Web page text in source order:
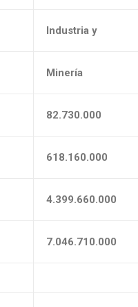
Industria y
Minería
82.730.000
618.160.000
4.399.660.000
7.046.710.000